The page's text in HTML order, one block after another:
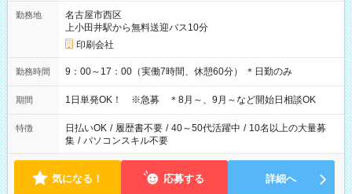
勤務地
名古屋市西区
上小田井駅から無料送迎バス10分
印刷会社
勤務時間 9：00～17：00（実働7時間、休憩60分） ＊日勤のみ
期間 1日単発OK！ ※急募 ＊8月～、9月～など開始日相談OK
特徴 日払いOK / 履歴書不要 / 40～50代活躍中 / 10名以上の大量募
集 / パソコンスキル不要
気になる！ 応募する 詳細へ